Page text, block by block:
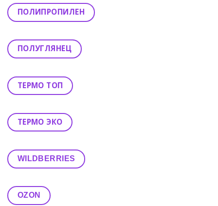
ПОЛИПРОПИЛЕН
ПОЛУГЛЯНЕЦ
ТЕРМО ТОП
ТЕРМО ЭКО
WILDBERRIES
OZON